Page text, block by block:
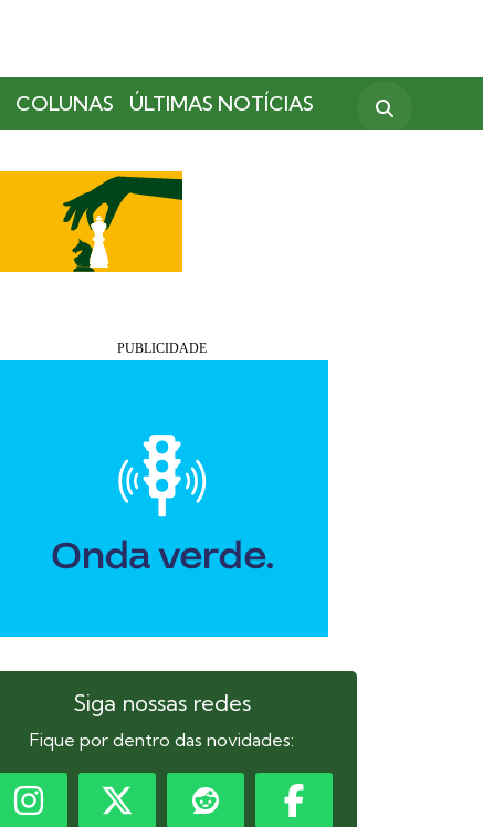
COLUNAS ÚLTIMAS NOTÍCIAS
Siga nossas redes
Fique por dentro das novidades: